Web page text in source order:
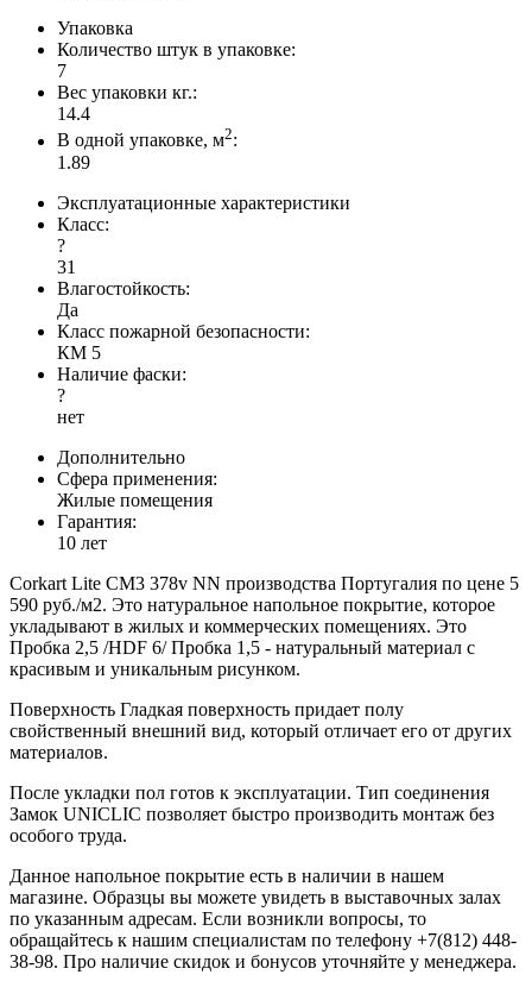
Упаковка
Количество штук в упаковке:
7
Вес упаковки кг.:
14.4
В одной упаковке, м2:
1.89
Эксплуатационные характеристики
Класс:
?
31
Влагостойкость:
Да
Класс пожарной безопасности:
КМ 5
Наличие фаски:
?
нет
Дополнительно
Сфера применения:
Жилые помещения
Гарантия:
10 лет
Corkart Lite CM3 378v NN производства Португалия по цене 5
590 руб./м2. Это натуральное напольное покрытие, которое
укладывают в жилых и коммерческих помещениях. Это
Пробка 2,5 /HDF 6/ Пробка 1,5 - натуральный материал с
красивым и уникальным рисунком.
Поверхность Гладкая поверхность придает полу
свойственный внешний вид, который отличает его от других
материалов.
После укладки пол готов к эксплуатации. Тип соединения
Замок UNICLIC позволяет быстро производить монтаж без
особого труда.
Данное напольное покрытие есть в наличии в нашем
магазине. Образцы вы можете увидеть в выставочных залах
по указанным адресам. Если возникли вопросы, то
обращайтесь к нашим специалистам по телефону +7(812) 448-
38-98. Про наличие скидок и бонусов уточняйте у менеджера.